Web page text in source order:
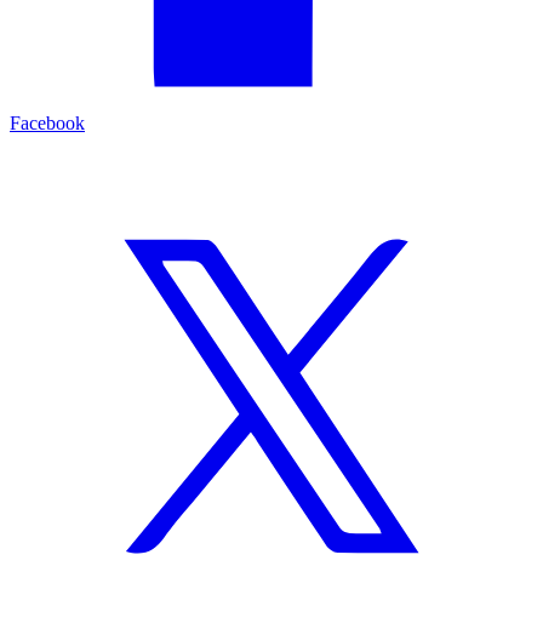
Facebook